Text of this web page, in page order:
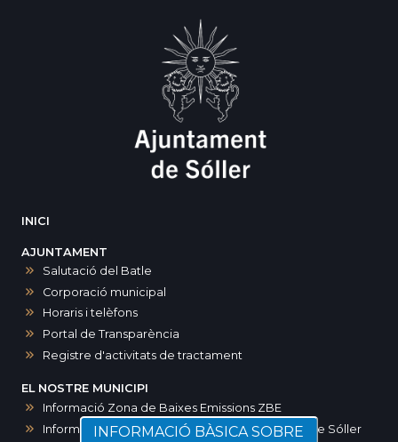
INICI
AJUNTAMENT
Salutació del Batle
Corporació municipal
Horaris i telèfons
Portal de Transparència
Registre d'activitats de tractament
EL NOSTRE MUNICIPI
Informació Zona de Baixes Emissions ZBE
Informació zones d’aparcament a Sóller i port de Sóller
INFORMACIÓ BÀSICA SOBRE